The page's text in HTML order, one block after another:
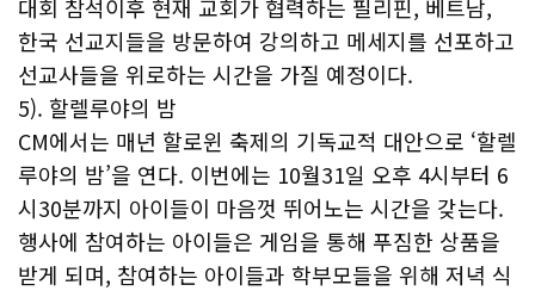
대회 참석이후 현재 교회가 협력하는 필리핀, 베트남,
한국 선교지들을 방문하여 강의하고 메세지를 선포하고
선교사들을 위로하는 시간을 가질 예정이다.
5). 할렐루야의 밤
CM에서는 매년 할로윈 축제의 기독교적 대안으로 ‘할렐
루야의 밤’을 연다. 이번에는 10월31일 오후 4시부터 6
시30분까지 아이들이 마음껏 뛰어노는 시간을 갖는다.
행사에 참여하는 아이들은 게임을 통해 푸짐한 상품을
받게 되며, 참여하는 아이들과 학부모들을 위해 저녁 식